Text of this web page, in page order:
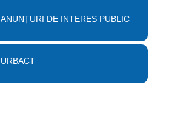
ANUNȚURI DE INTERES PUBLIC
URBACT